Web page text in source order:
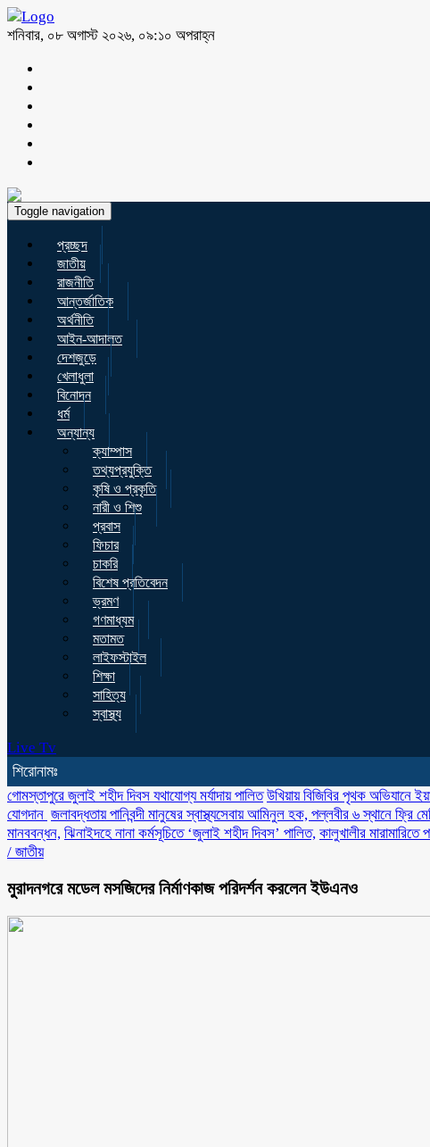
শনিবার, ০৮ অগাস্ট ২০২৬, ০৯:১০ অপরাহ্ন
Toggle navigation
প্রচ্ছদ
জাতীয়
রাজনীতি
আন্তর্জাতিক
অর্থনীতি
আইন-আদালত
দেশজুড়ে
খেলাধুলা
বিনোদন
ধর্ম
অন্যান্য
ক্যাম্পাস
তথ্যপ্রযুক্তি
কৃষি ও প্রকৃতি
নারী ও শিশু
প্রবাস
ফিচার
চাকরি
বিশেষ প্রতিবেদন
ভ্রমণ
গণমাধ্যম
মতামত
লাইফস্টাইল
শিক্ষা
সাহিত্য
স্বাস্থ্য
Live Tv
শিরোনামঃ
গোমস্তাপুরে জুলাই শহীদ দিবস যথাযোগ্য মর্যাদায় পালিত উখিয়ায় বিজিবির পৃথক অভিযানে
যোগদান ‎ জলাবদ্ধতায় পানিবন্দী মানুষের স্বাস্থ্যসেবায় আমিনুল হক, পল্লবীর ৬ স্থানে ফ্রি
মানববন্ধন, ঝিনাইদহে নানা কর্মসূচিতে ‘জুলাই শহীদ দিবস’ পালিত, কালুখালীর
/ জাতীয়
মুরাদনগরে মডেল মসজিদের নির্মাণকাজ পরিদর্শন করলেন ইউএনও